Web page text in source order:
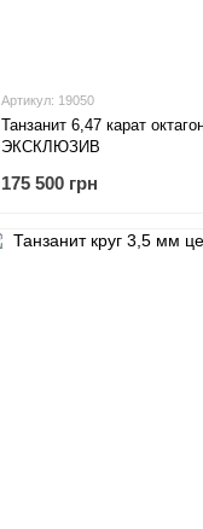
Артикул: 19050
Танзанит 6,47 карат
ЭКСКЛЮЗИВ
175 500 грн